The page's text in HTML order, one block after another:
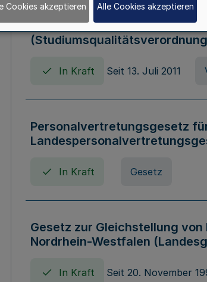
Verordnung zum
In Kraft Seit 13. Juli 2011
Personalvertretungsgesetz
In Kraft Gesetz
Gesetz zur Gleichstellung
Nordrhein-Westfalen
In Kraft Seit 20. November
Cookies akzeptieren Alle Cookies akzeptieren